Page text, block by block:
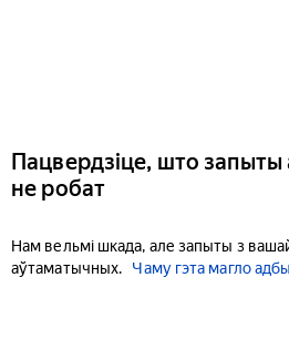
Пацвердзіце, што запыты
не робат
Нам вельмі шкада, але запыты з
аўтаматычных.
Чаму гэта магло